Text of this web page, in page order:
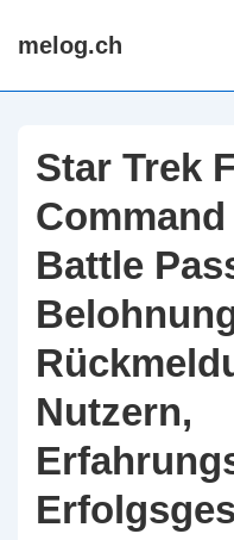
Skipmelog.ch
Star Trek
Battle
Nutzern,